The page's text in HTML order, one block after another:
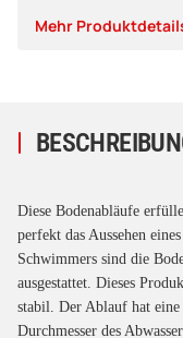
Mehr
Diese Bodenabläufe
perfekt das Aussehen
Schwimmers sind die
ausgestattet. Dieses
stabil. Der Ablauf hat
Durchmesser des